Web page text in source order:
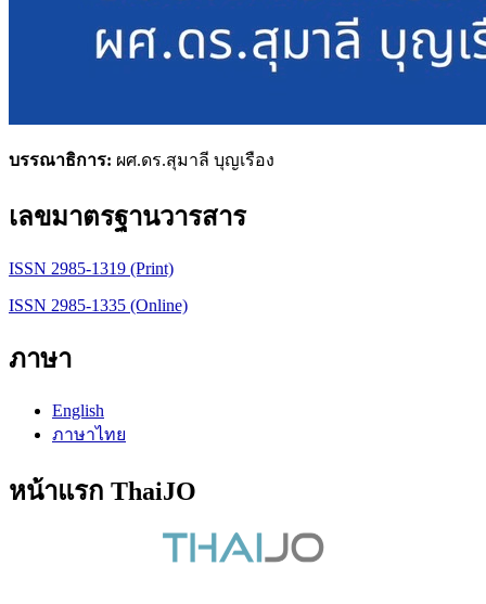
บรรณาธิการ: ผศ.ดร.สุมาลี บุญเรือง
เลขมาตรฐานวารสาร
ISSN 2985-1319 (Print)
ISSN 2985-1335 (Online)
ภาษา
English
ภาษาไทย
หน้าแรก ThaiJO